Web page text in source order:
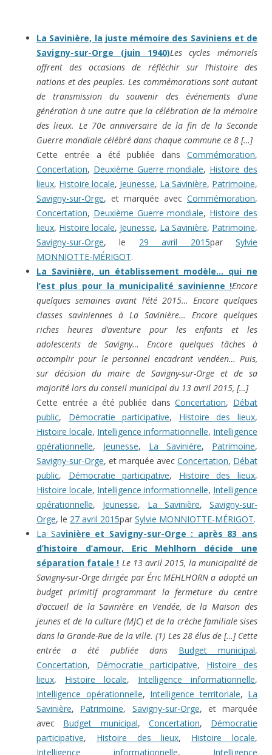
La Savinière, la juste mémoire des Saviniens et de
Savigny-sur-Orge (juin 1940)Les cycles mémoriels
offrent des occasions de réfléchir sur l’histoire des
nations et des peuples. Les commémorations sont autant
de transmission du souvenir des événements d’une
génération à une autre que la célébration de la mémoire
des lieux. Le 70e anniversaire de la fin de la Seconde
Guerre mondiale célébré dans chaque commune ce 8 […]
Cette entrée a été publiée dans Commémoration,
Concertation, Deuxième Guerre mondiale, Histoire des
lieux, Histoire locale, Jeunesse, La Savinière, Patrimoine,
Savigny-sur-Orge, et marquée avec Commémoration,
Concertation, Deuxième Guerre mondiale, Histoire des
lieux, Histoire locale, Jeunesse, La Savinière, Patrimoine,
Savigny-sur-Orge, le 29 avril 2015parSylvie
MONNIOTTE-MÉRIGOT.
La Savinière, un établissement modèle… qui ne
l’est plus pour la municipalité savinienne !Encore
quelques semaines avant l’été 2015… Encore quelques
classes saviniennes à La Savinière… Encore quelques
riches heures d’aventure pour les enfants et les
adolescents de Savigny… Encore quelques tâches à
accomplir pour le personnel encadrant vendéen… Puis,
sur décision du maire de Savigny-sur-Orge et de sa
majorité lors du conseil municipal du 13 avril 2015, […]
Cette entrée a été publiée dansConcertation, Débat
public, Démocratie participative, Histoire des lieux,
Histoire locale, Intelligence informationnelle, Intelligence
opérationnelle, Jeunesse, La Savinière, Patrimoine,
Savigny-sur-Orge, et marquée avec Concertation, Débat
public, Démocratie participative, Histoire des lieux,
Histoire locale, Intelligence informationnelle, Intelligence
opérationnelle, Jeunesse, La Savinière, Savigny-sur-
Orge, le 27 avril 2015par Sylvie MONNIOTTE-MÉRIGOT.
La Savinière et Savigny-sur-Orge : après 83 ans
d’histoire d’amour, Eric Mehlhorn décide une
séparation fatale ! Le 13 avril 2015, la municipalité de
Savigny-sur-Orge dirigée par Éric MEHLHORN a adopté un
budget primitif programmant la fermeture du centre
d’accueil de la Savinière en Vendée, de la Maison des
jeunes et de la culture (MJC) et de la crèche familiale sises
dans la Grande-Rue de la ville. (1) Les 28 élus de […] Cette
entrée a été publiée dans Budget municipal,
Concertation, Démocratie participative, Histoire des
lieux, Histoire locale, Intelligence informationnelle,
Intelligence opérationnelle, Intelligence territoriale, La
Savinière, Patrimoine, Savigny-sur-Orge, et marquée
avec Budget municipal, Concertation, Démocratie
participative, Histoire des lieux, Histoire locale,
Intelligence informationnelle, Intelligence